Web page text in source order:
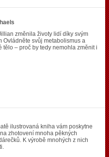
změnila životy lidí díky svým
Ovládněte svůj metabolismus a
tělo – proč by tedy nemohla změnit i
ilustrovaná kniha vám poskytne
zhotovení mnoha pěkných
K výrobě mnohých z nich